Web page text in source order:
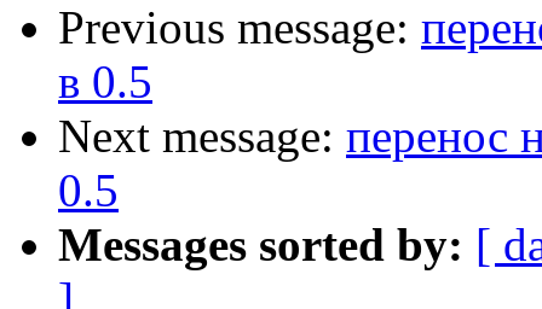
Previous message:
в 0.5
Next message: перенос
0.5
Messages sorted by: [